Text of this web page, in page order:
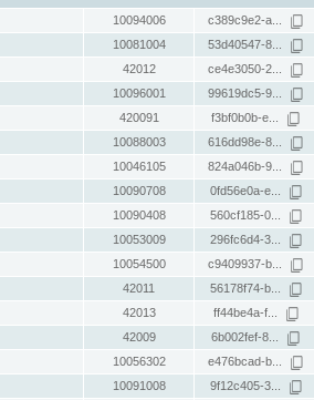
10094006 c389c9e2-a...
10081004 53d40547-8...
42012 ce4e3050-2...
10096001 99619dc5-9...
420091 f3bf0b0b-e...
10088003 616dd98e-8...
10046105 824a046b-9...
10090708 0fd56e0a-e...
10090408 560cf185-0...
10053009 296fc6d4-3...
10054500 c9409937-b...
42011 56178f74-b...
42013 ff44be4a-f...
42009 6b002fef-8...
10056302 e476bcad-b...
10091008 9f12c405-3...